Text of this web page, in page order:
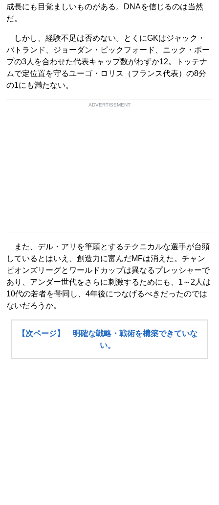
成長にも目覚ましいものがある。DNAを信じるのは当然
だ。
しかし、経験不足は否めない。とくにGKはジャック・
バトランド、ジョーダン・ピックフォード、ニック・ポー
プの3人を合わせた代表キャップ数がわずか12。トッテナ
ムで定位置を守るユーゴ・ロリス（フランス代表）の8分
の1にも満たない。
ADVERTISEMENT
また、デル・アリを筆頭とするテクニカルな選手が台頭
しているとはいえ、創造力に富んだMFは消えた。チャン
ピオンズリーグとワールドカップは異なるプレッシャーで
あり、アンダー世代をさらに刺激するためにも、1～2人は
10代の若者を帯同し、4年後につなげるべきだったのでは
ないだろうか。
【次ページ】 明確な戦略・戦術を構築できていな
い。